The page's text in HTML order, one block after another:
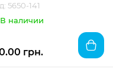
5650-141
В наличии
грн.